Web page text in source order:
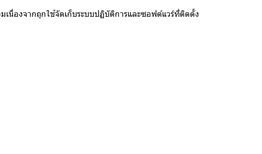
นื่องจากถูกใช้จัดเก็บระบบปฏิบัติการและซอฟต์แวร์ที่ติดตั้ง